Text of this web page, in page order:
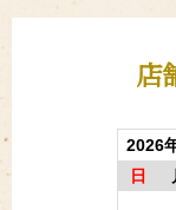
店
2026
日